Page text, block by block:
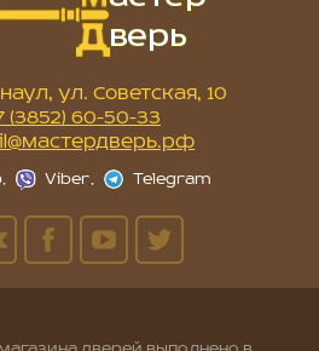
ул. Советская, 10
(3852) 60-50-33